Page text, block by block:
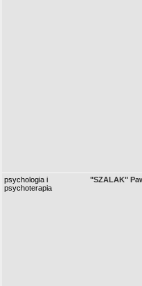
psychologia i
psychoterapia
"SZALAK"